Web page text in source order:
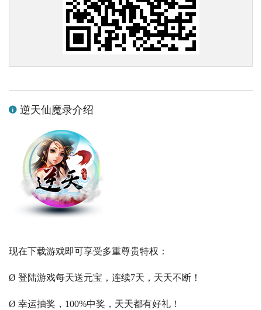
逆天仙魔录介绍
现在下载游戏即可享受多重尊贵特权：
Ø 登陆游戏每天送元宝，连续7天，天天不断！
Ø 幸运抽奖，100%中奖，天天都有好礼！